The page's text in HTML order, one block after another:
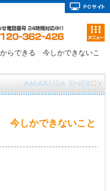
らできる 今しかできないこ
今しかできないこと